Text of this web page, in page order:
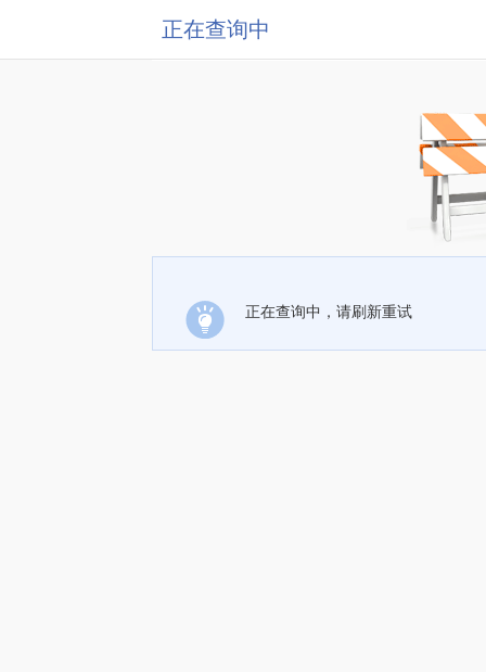
正在查询中
正在查询中，请刷新重试